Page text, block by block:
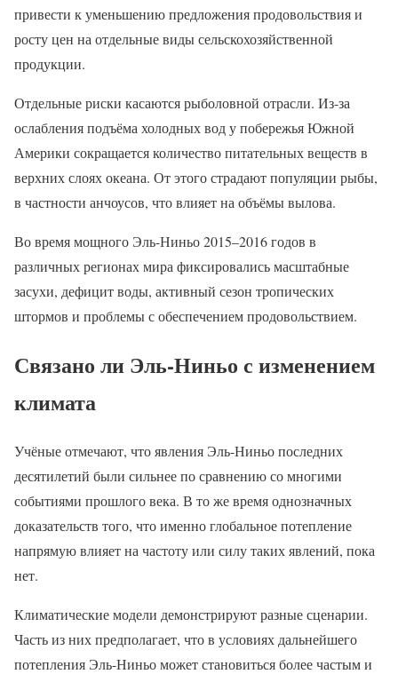
привести к уменьшению предложения продовольствия и
росту цен на отдельные виды сельскохозяйственной
продукции.
Отдельные риски касаются рыболовной отрасли. Из-за
ослабления подъёма холодных вод у побережья Южной
Америки сокращается количество питательных веществ в
верхних слоях океана. От этого страдают популяции рыбы,
в частности анчоусов, что влияет на объёмы вылова.
Во время мощного Эль-Ниньо 2015–2016 годов в
различных регионах мира фиксировались масштабные
засухи, дефицит воды, активный сезон тропических
штормов и проблемы с обеспечением продовольствием.
Связано ли Эль-Ниньо с изменением
климата
Учёные отмечают, что явления Эль-Ниньо последних
десятилетий были сильнее по сравнению со многими
событиями прошлого века. В то же время однозначных
доказательств того, что именно глобальное потепление
напрямую влияет на частоту или силу таких явлений, пока
нет.
Климатические модели демонстрируют разные сценарии.
Часть из них предполагает, что в условиях дальнейшего
потепления Эль-Ниньо может становиться более частым и